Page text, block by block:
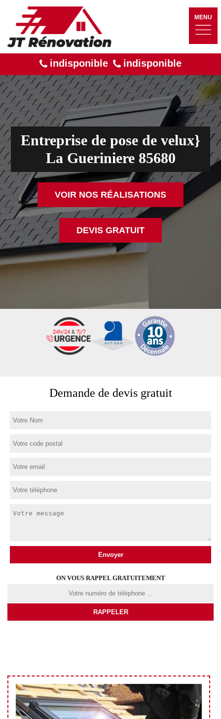
MENU
indisponible indisponible
Entreprise de pose de velux}
La Gueriniere 85680
VOIR NOS RÉALISATIONS
DEVIS GRATUIT
Demande de devis gratuit
ON VOUS RAPPEL GRATUITEMENT